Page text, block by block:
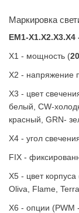
Маркировка
EM1-X1.X2.X3.X4
X1 - мощность (20
X2 - напряжение
X3 - цвет
белый, CW-
красный, GRN-
X4 - угол
FIX -
X5 - цвет
Oliva, Flame,
X6 - опции